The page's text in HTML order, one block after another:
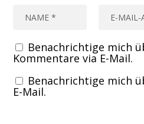
Benachrichtige mich
Kommentare via E-Mail.
Benachrichtige mich
E-Mail.